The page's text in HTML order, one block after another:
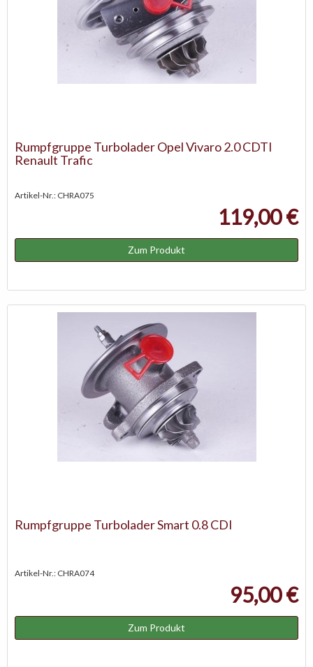
Rumpfgruppe Turbolader Opel Vivaro 2.0 CDTI
Renault Trafic
Artikel-Nr.: CHRA075
119,00 €
Zum Produkt
Rumpfgruppe Turbolader Smart 0.8 CDI
Artikel-Nr.: CHRA074
95,00 €
Zum Produkt